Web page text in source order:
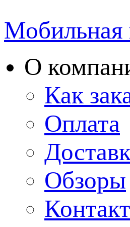
Мобильная
О
Как
Оплата
Обзоры